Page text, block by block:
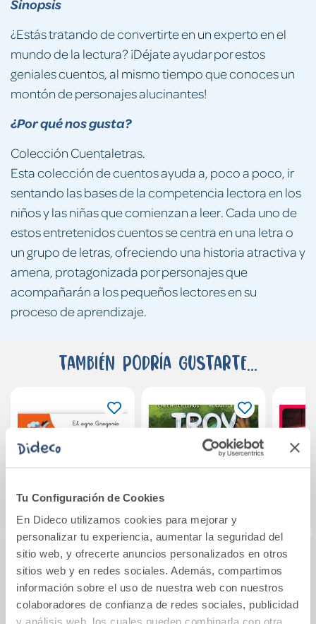
Tu Configuración de Cookies
En Dideco utilizamos cookies para mejorar y
personalizar tu experiencia, aumentar la seguridad del
sitio web, y ofrecerte anuncios personalizados en otros
sitios web y en redes sociales. Además, compartimos
información sobre el uso de nuestra web con nuestros
colaboradores de confianza de redes sociales, publicidad
y análisis web, los cuales pueden combinarla con otra
Sinopsis
¿Estás tratando de convertirte en un experto en el
mundo de la lectura? ¡Déjate ayudar por estos
geniales cuentos, al mismo tiempo que conoces un
montón de personajes alucinantes!
¿Por qué nos gusta?
Colección Cuentaletras.
Esta colección de cuentos ayuda a, poco a poco, ir
sentando las bases de la competencia lectora en los
niños y las niñas que comienzan a leer. Cada uno de
estos entretenidos cuentos se centra en una letra o
un grupo de letras, ofreciendo una historia atractiva y
amena, protagonizada por personajes que
acompañarán a los pequeños lectores en su
proceso de aprendizaje.
También podría gustarte...
EL OGRO
GREGORIO Y LA G..
(GR, GL)
CUENTALETRAS
Troy, el pequeño
trol